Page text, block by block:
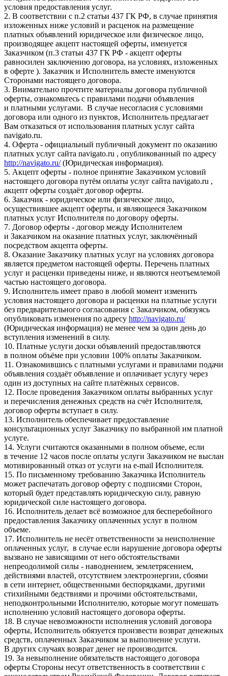
условия предоставления услуг.
2. В соответствии с п.2 статьи 437 ГК РФ, в случае принятия
изложенных ниже условий и расценок на размещение
платных объявлений юридическое или физическое лицо,
производящее акцепт настоящей оферты, именуется
Заказчиком (п.3 статьи 437 ГК РФ - акцепт оферты
равносилен заключению договора, на условиях, изложенных
в оферте ). Заказчик и Исполнитель вместе именуются
Сторонами настоящего договора.
3. Внимательно прочтите материалы договора публичной
оферты, ознакомьтесь с правилами подачи объявления
и платными услугами. В случае несогласия с условиями
договора или одного из пунктов, Исполнитель предлагает
Вам отказаться от использования платных услуг сайта
navigato.ru.
4. Оферта - официальный публичный документ по оказанию
платных услуг сайта navigato.ru , опубликованный по адресу
http://navigato.ru/(Юридическая информация).
5. Акцепт оферты - полное принятие Заказчиком условий
настоящего договора путём оплаты услуг сайта navigato.ru ,
акцепт оферты создаёт договор оферты.
6. Заказчик - юридическое или физическое лицо,
осуществившее акцепт оферты, и являющееся Заказчиком
платных услуг Исполнителя по договору оферты.
7. Договор оферты - договор между Исполнителем
и Заказчиком на оказание платных услуг, заключённый
посредством акцепта оферты.
8. Оказание Заказчику платных услуг на условиях договора
является предметом настоящей оферты. Перечень платных
услуг и расценки приведены ниже, и являются неотъемлемой
частью настоящего договора.
9. Исполнитель имеет право в любой момент изменить
условия настоящего договора и расценки на платные услуги
без предварительного согласования с Заказчиком, обязуясь
опубликовать изменения по адресу http://navigato.ru/
(Юридическая информация) не менее чем за один день до
вступления изменений в силу.
10. Платные услуги доски объявлений предоставляются
в полном объёме при условии 100% оплаты Заказчиком.
11. Ознакомившись с платными услугами и правилами подачи
объявления создаёт объявление и оплачивает услугу через
один из доступных на сайте платёжных сервисов.
12. После проведения Заказчиком оплаты выбранных услуг
и перечисления денежных средств на счёт Исполнителя,
договор оферты вступает в силу.
13. Исполнитель обеспечивает предоставление
консультационных услуг Заказчику по выбранной им платной
услуге.
14. Услуги считаются оказанными в полном объеме, если
в течение 12 часов после оплаты услуги Заказчиком не выслан
мотивированный отказ от услуги на e-mail Исполнителя.
15. По письменному требованию Заказчика Исполнитель
может распечатать договор оферту с подписями Сторон,
который будет представлять юридическую силу, равную
юридической силе настоящего договора.
16. Исполнитель делает всё возможное для бесперебойного
предоставления Заказчику оплаченных услуг в полном
объеме.
17. Исполнитель не несёт ответственности за неисполнение
оплаченных услуг, в случае если нарушение договора оферты
вызвано не зависящими от него обстоятельствами
непреодолимой силы - наводнением, землетрясением,
действиями властей, отсутствием электроэнергии, сбоями
в сети интернет, общественными беспорядками, другими
стихийными бедствиями и прочими обстоятельствами,
неподконтрольными Исполнителю, которые могут помешать
исполнению условий настоящего договора оферты.
18. В случае невозможности исполнения условий договора
оферты, Исполнитель обязуется произвести возврат денежных
средств, оплаченных Заказчиком за выполнение услуги.
В других случаях возврат денег не производится.
19. За невыполнение обязательств настоящего договора
оферты Стороны несут ответственность в соответствии с